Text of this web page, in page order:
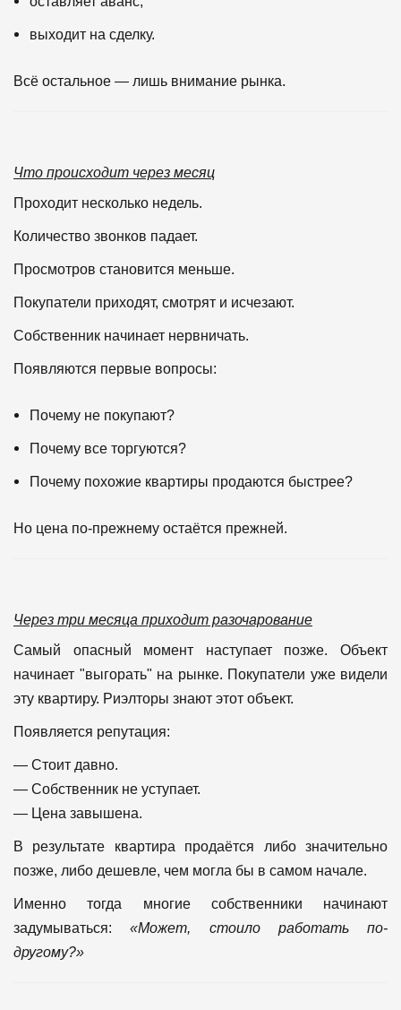
выходит на сделку.
Всё остальное — лишь внимание рынка.
Что происходит через месяц
Проходит несколько недель.
Количество звонков падает.
Просмотров становится меньше.
Покупатели приходят, смотрят и исчезают.
Собственник начинает нервничать.
Появляются первые вопросы:
Почему не покупают?
Почему все торгуются?
Почему похожие квартиры продаются быстрее?
Но цена по-прежнему остаётся прежней.
Через три месяца приходит разочарование
Самый опасный момент наступает позже. Объект
начинает "выгорать" на рынке. Покупатели уже видели
эту квартиру. Риэлторы знают этот объект.
Появляется репутация:
— Стоит давно.
— Собственник не уступает.
— Цена завышена.
В результате квартира продаётся либо значительно
позже, либо дешевле, чем могла бы в самом начале.
Именно тогда многие собственники начинают
задумываться:«Может, стоило работать по-
другому?»